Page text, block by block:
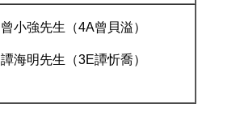
曾小強先生（4A曾貝溢）
譚海明先生（3E譚忻喬）